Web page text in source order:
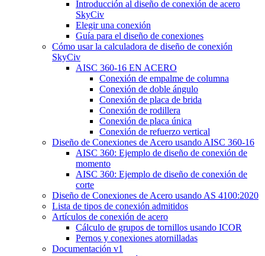
Introducción al diseño de conexión de acero
SkyCiv
Elegir una conexión
Guía para el diseño de conexiones
Cómo usar la calculadora de diseño de conexión
SkyCiv
AISC 360-16 EN ACERO
Conexión de empalme de columna
Conexión de doble ángulo
Conexión de placa de brida
Conexión de rodillera
Conexión de placa única
Conexión de refuerzo vertical
Diseño de Conexiones de Acero usando AISC 360-16
AISC 360: Ejemplo de diseño de conexión de
momento
AISC 360: Ejemplo de diseño de conexión de
corte
Diseño de Conexiones de Acero usando AS 4100:2020
Lista de tipos de conexión admitidos
Artículos de conexión de acero
Cálculo de grupos de tornillos usando ICOR
Pernos y conexiones atornilladas
Documentación v1